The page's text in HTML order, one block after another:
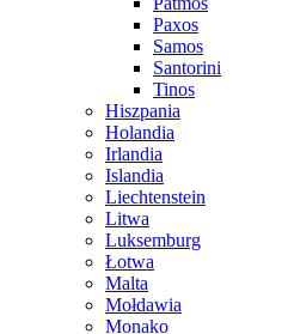
Paxos
Samos
Santorini
Tinos
Hiszpania
Holandia
Irlandia
Islandia
Liechtenstein
Litwa
Luksemburg
Łotwa
Malta
Mołdawia
Monako